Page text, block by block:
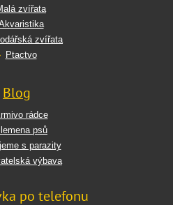
zvířata
zvířata
Ptactvo
Blog
rádce
psů
s parazity
výbava
po telefonu